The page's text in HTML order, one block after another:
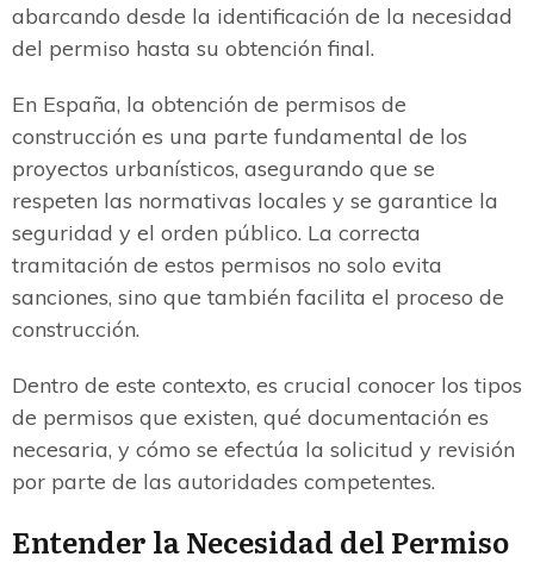
abarcando desde la identificación de la necesidad
del permiso hasta su obtención final.
En España, la obtención de permisos de
construcción es una parte fundamental de los
proyectos urbanísticos, asegurando que se
respeten las normativas locales y se garantice la
seguridad y el orden público. La correcta
tramitación de estos permisos no solo evita
sanciones, sino que también facilita el proceso de
construcción.
Dentro de este contexto, es crucial conocer los tipos
de permisos que existen, qué documentación es
necesaria, y cómo se efectúa la solicitud y revisión
por parte de las autoridades competentes.
Entender la Necesidad del Permiso